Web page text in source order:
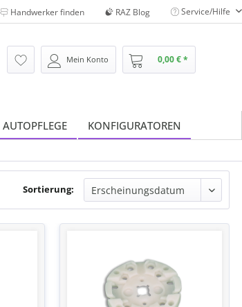
Handwerker finden RAZ Blog Service/Hilfe
Mein Konto 0,00 € *
AUTOPFLEGE KONFIGURATOREN
Sortierung: